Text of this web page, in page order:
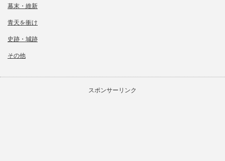
幕末・維新
青天を衝け
史跡・城跡
その他
スポンサーリンク